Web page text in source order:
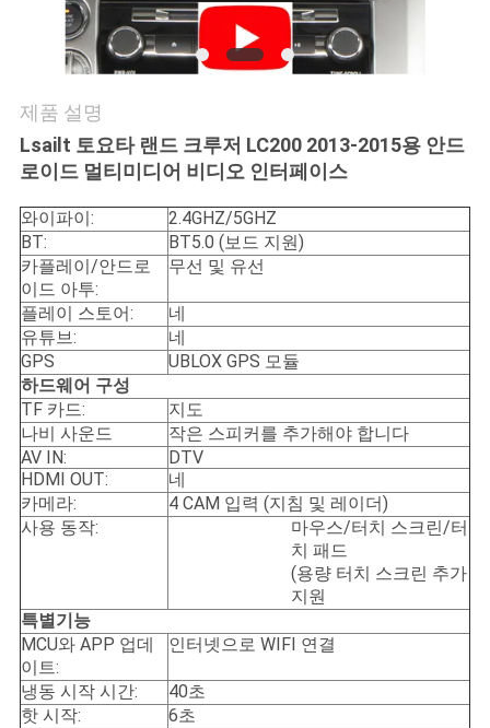
요
뉴
스
경
우
사
이
트
PRIVACY
POLICY
제품 설명
Lsailt 토요타 랜드 크루저 LC200 2013-2015용 안드
로이드 멀티미디어 비디오 인터페이스
와이파이:
2.4GHZ/5GHZ
BT:
BT5.0 (보드 지원)
카플레이/안드로
이드 아투:
무선 및 유선
플레이 스토어:
네
유튜브:
네
GPS
UBLOX GPS 모듈
하드웨어 구성
TF 카드:
지도
나비 사운드
작은 스피커를 추가해야 합니다
AV IN:
DTV
HDMI OUT:
네
카메라:
4 CAM 입력 (지침 및 레이더)
사용 동작:
마우스/터치 스크린/터
치 패드
(용량 터치 스크린 추가
지원
특별기능
MCU와 APP 업데
이트:
인터넷으로 WIFI 연결
냉동 시작 시간:
40초
핫 시작:
6초